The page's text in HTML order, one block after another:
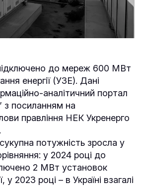
підключено до мереж 600 МВт
енергії (УЗЕ). Дані
аналітичний портал
з посиланням на
правління НЕК Укренерго
потужність зросла у
у 2024 році до
2 МВт установок
у 2023 році – в Україні взагалі